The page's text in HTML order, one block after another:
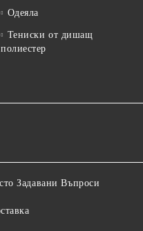
Одеяла
Тениски от дишащ
полиестер
Задавани Въпроси